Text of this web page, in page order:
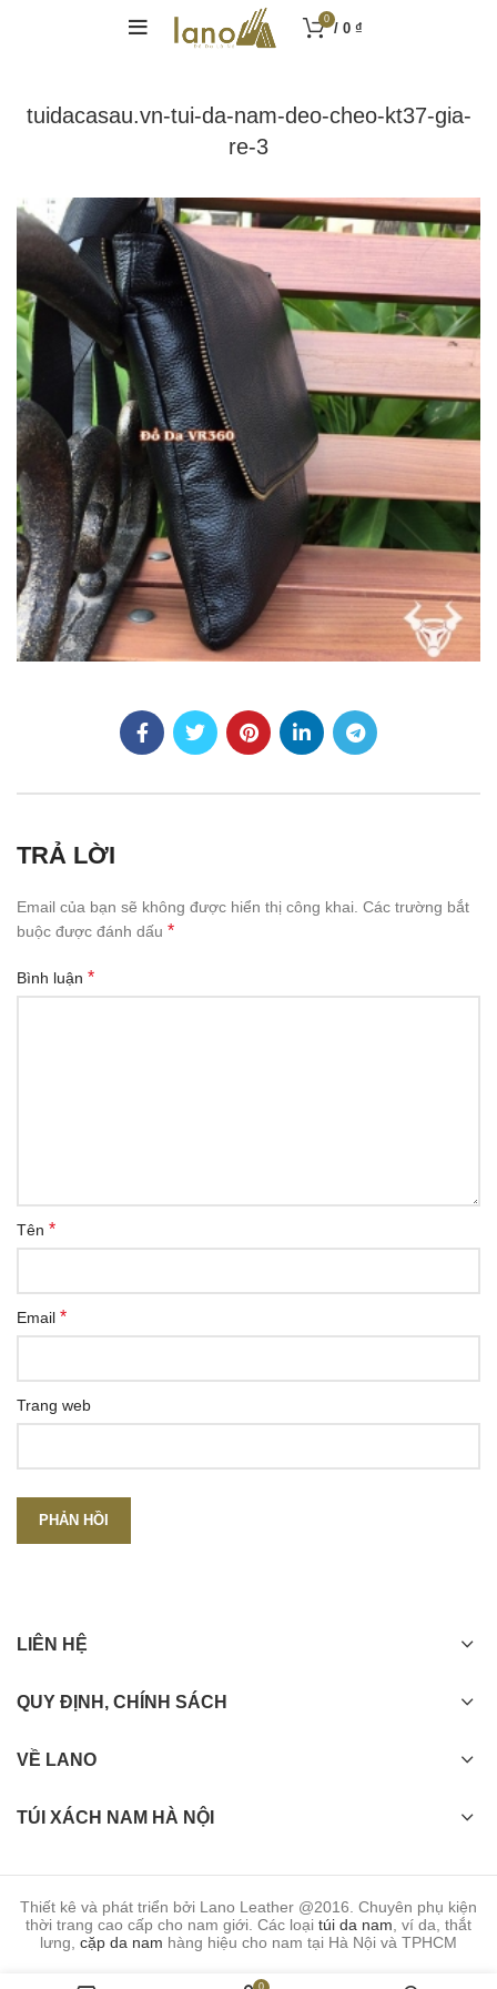
0
/ 0 ₫
tuidacasau.vn-tui-da-nam-deo-cheo-kt37-gia-
re-3
TRẢ LỜI
Email của bạn sẽ không được hiển thị công khai. Các trường bắt
buộc được đánh dấu *
Bình luận *
Tên *
Email *
Trang web
LIÊN HỆ
QUY ĐỊNH, CHÍNH SÁCH
VỀ LANO
TÚI XÁCH NAM HÀ NỘI
Thiết kê và phát triển bởi Lano Leather @2016. Chuyên phụ kiện
thời trang cao cấp cho nam giới. Các loại túi da nam, ví da, thắt
lưng, cặp da nam hàng hiệu cho nam tại Hà Nội và TPHCM
0